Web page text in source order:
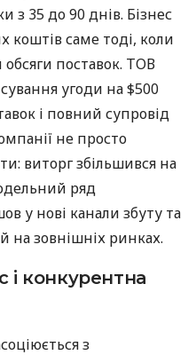
з 35 до 90 днів. Бізнес
коштів саме тоді, коли
поставок. ТОВ
угоди на $500
і повний супровід
не просто
виторг збільшився на
ряд
у нові канали збуту та
на зовнішніх ринках.
і конкурентна
з